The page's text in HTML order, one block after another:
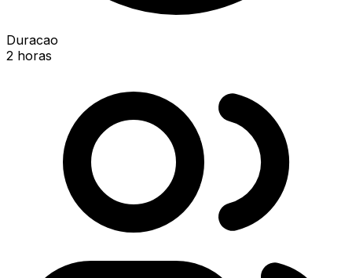
Duracao
2 horas